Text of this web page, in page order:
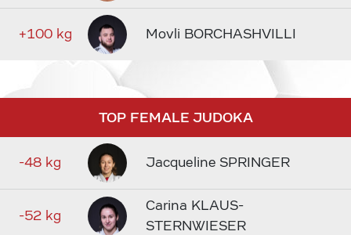
+100 kg Movli BORCHASHVILLI
TOP FEMALE JUDOKA
-48 kg Jacqueline SPRINGER
-52 kg
Carina KLAUS-
STERNWIESER